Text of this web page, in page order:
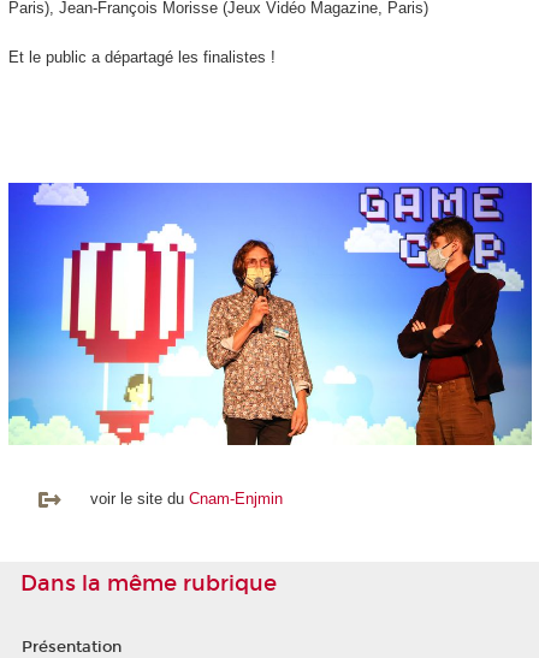
Paris), Jean-François Morisse (Jeux Vidéo Magazine, Paris)
Et le public a départagé les finalistes !
voir le site du Cnam-Enjmin
Dans la même rubrique
Présentation